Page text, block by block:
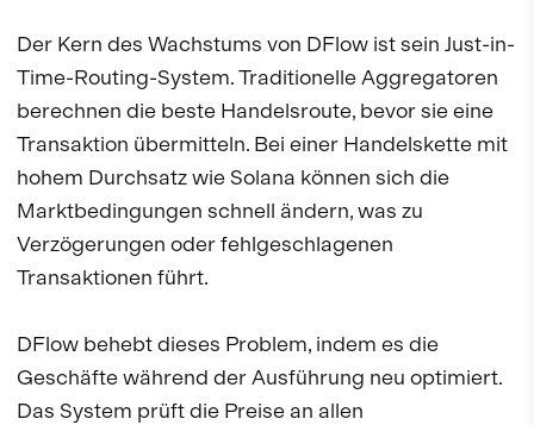
Der Kern des Wachstums von DFlow ist sein Just-in-
Time-Routing-System. Traditionelle Aggregatoren
berechnen die beste Handelsroute, bevor sie eine
Transaktion übermitteln. Bei einer Handelskette mit
hohem Durchsatz wie Solana können sich die
Marktbedingungen schnell ändern, was zu
Verzögerungen oder fehlgeschlagenen
Transaktionen führt.
DFlow behebt dieses Problem, indem es die
Geschäfte während der Ausführung neu optimiert.
Das System prüft die Preise an allen